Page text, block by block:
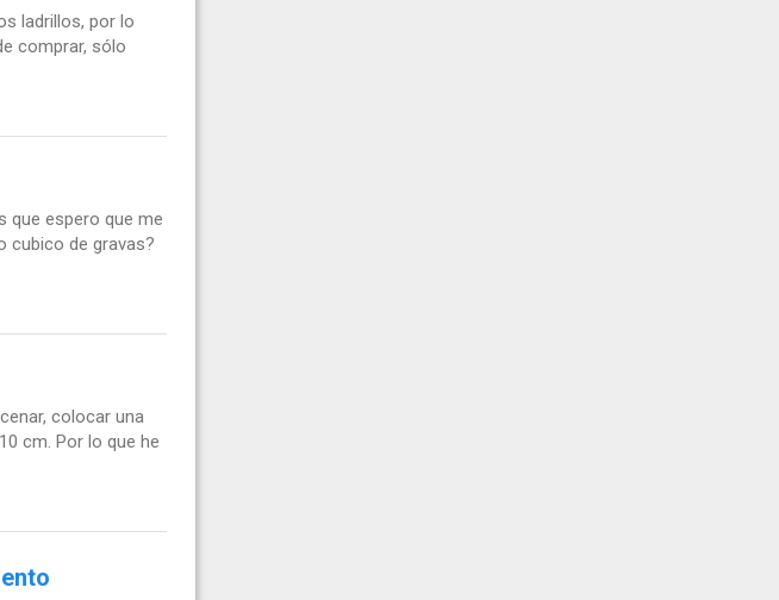
ladrillos, por lo
comprar, sólo
que espero que me
cubico de gravas?
colocar una
cm. Por lo que he